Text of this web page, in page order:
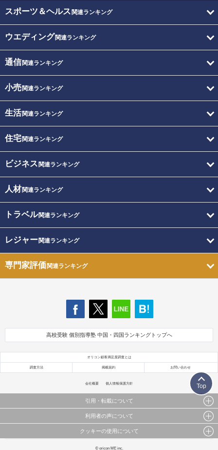
スポーツ＆ヘルス 関連ランキング
ウエディング関連ランキング
通信関連ランキング
小売関連ランキング
生活関連ランキング
住宅関連ランキング
ビジネス 関連ランキング
人材関連ランキング
トラベル関連ランキング
レジャー関連ランキング
専門家評価関連ランキング
高校受験 個別指導塾 中国・四国ランキングトップへ
オリコン顧客満足度調査とは
調査方法 掲載規約 お問い合わせ
会社概要 個人情報保護方針
引用・転載について
当サイトで公開されている情報（文字、写真、イラスト、画像データ等）及びこれらの配置・
これらの情報を権利者の許可なく無断転載・複製などの二次利用を行うことは固く禁じており
利用者の声について
当サイトに掲載している内容はすべてサービスの利用者が提出された見解・感想です。
クッキーの使用について
このサイトでは Cookie を使用して、ユーザーに合わせたコンテンツや広告の表示、ソーシャル
© oricon ME inc.
Top